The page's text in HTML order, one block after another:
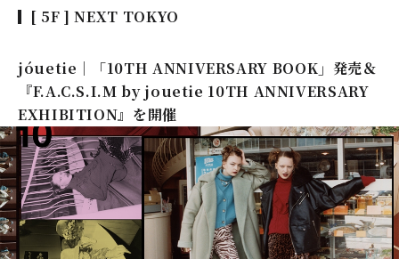
[ 5F ] NEXT TOKYO
jóuetie｜「10TH ANNIVERSARY BOOK」発売＆
『F.A.C.S.I.M by jouetie 10TH ANNIVERSARY
EXHIBITION』を開催